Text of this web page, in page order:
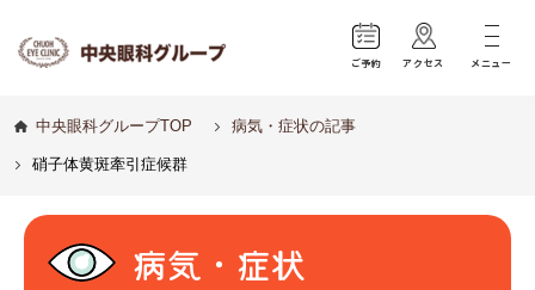
ご予約 アクセス メニュー
中央眼科グループTOP 病気・症状の記事
硝子体黄斑牽引症候群
病気・症状